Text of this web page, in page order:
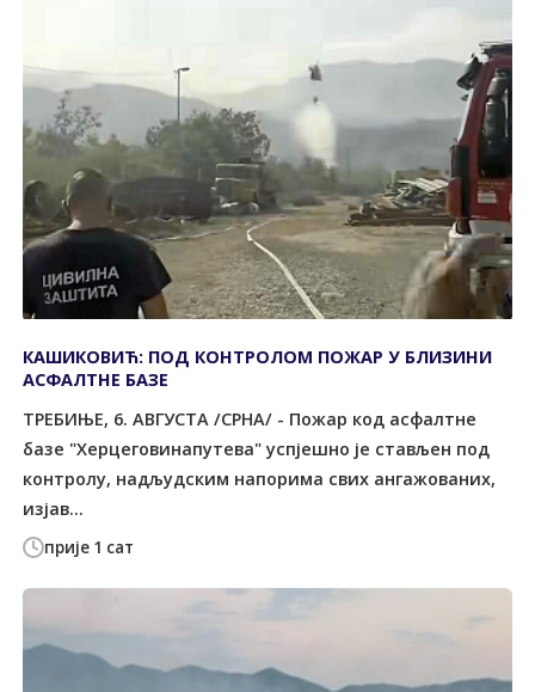
прије 1 сат
КАШИКОВИЋ: ПОД КОНТРОЛОМ ПОЖАР У БЛИЗИНИ
АСФАЛТНЕ БАЗЕ
TРЕБИЊЕ, 6. АВГУСTА /СРНА/ - Пожар код асфалтне
базе "Херцеговинапутева" успјешно је стављен под
контролу, надљудским напорима свих ангажованих,
изјав...